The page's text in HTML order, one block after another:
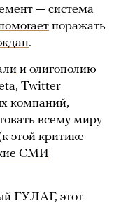
— система
поражать
.
и олигополию
Twitter
компаний,
всему миру
этой критике
СМИ
ГУЛАГ, этот